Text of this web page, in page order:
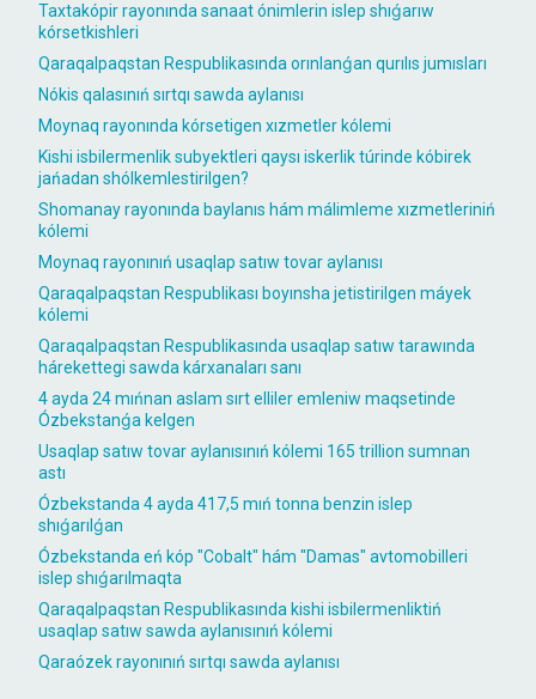
Taxtakópir rayonında sanaat ónimlerin islep shıǵarıw
kórsetkishleri
Qaraqalpaqstan Respublikasında orınlanǵan qurılıs jumısları
Nókis qalasınıń sırtqı sawda aylanısı
Moynaq rayonında kórsetigen xızmetler kólemi
Kishi isbilermenlik subyektleri qaysı iskerlik túrinde kóbirek
jańadan shólkemlestirilgen?
Shomanay rayonında baylanıs hám málimleme xızmetleriniń
kólemi
Moynaq rayonınıń usaqlap satıw tovar aylanısı
Qaraqalpaqstan Respublikası boyınsha jetistirilgen máyek
kólemi
Qaraqalpaqstan Respublikasında usaqlap satıw tarawında
hárekettegi sawda kárxanaları sanı
4 ayda 24 mıńnan aslam sırt elliler emleniw maqsetinde
Ózbekstanǵa kelgen
Usaqlap satıw tovar aylanısınıń kólemi 165 trillion sumnan
astı
Ózbekstanda 4 ayda 417,5 mıń tonna benzin islep
shıǵarılǵan
Ózbekstanda eń kóp "Cobalt" hám "Damas" avtomobilleri
islep shıǵarılmaqta
Qaraqalpaqstan Respublikasında kishi isbilermenliktiń
usaqlap satıw sawda aylanısınıń kólemi
Qaraózek rayonınıń sırtqı sawda aylanısı